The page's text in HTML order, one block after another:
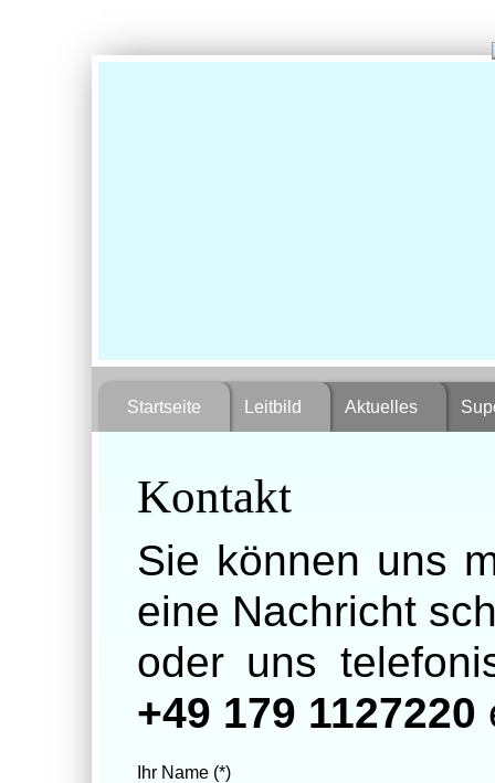
Startseite Leitbild Aktuelles
Kontakt
Sie können uns
eine Nachricht
oder uns
+49 179 1127220
Ihr Name (*)